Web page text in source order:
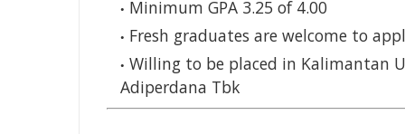
Minimum GPA 3.25 of 4.00
Fresh graduates are welcome to
Willing to be placed in Kalimantan
Adiperdana Tbk